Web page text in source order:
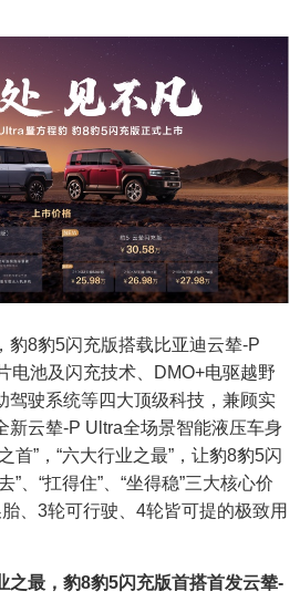
豹8豹5闪充版搭载比亚迪云辇-P
电池及闪充技术、DMO+电驱越野
驾驶系统等四大顶级科技，兼顾实
新云辇-P Ultra全场景智能液压车身
首”，“六大行业之最”，让豹8豹5闪
”、“扛得住”、“坐得稳”三大核心价
、3轮可行驶、4轮皆可提的极致用
之最，豹8豹5闪充版首搭首发云辇-